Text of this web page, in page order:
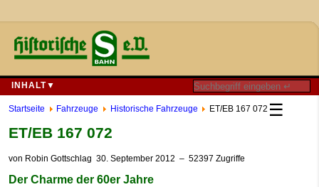
INHALT▼
☰
Startseite Fahrzeuge Historische Fahrzeuge ET/EB 167 072
ET/EB 167 072
von Robin Gottschlag 30. September 2012 – 52397 Zugriffe
Der Charme der 60er Jahre